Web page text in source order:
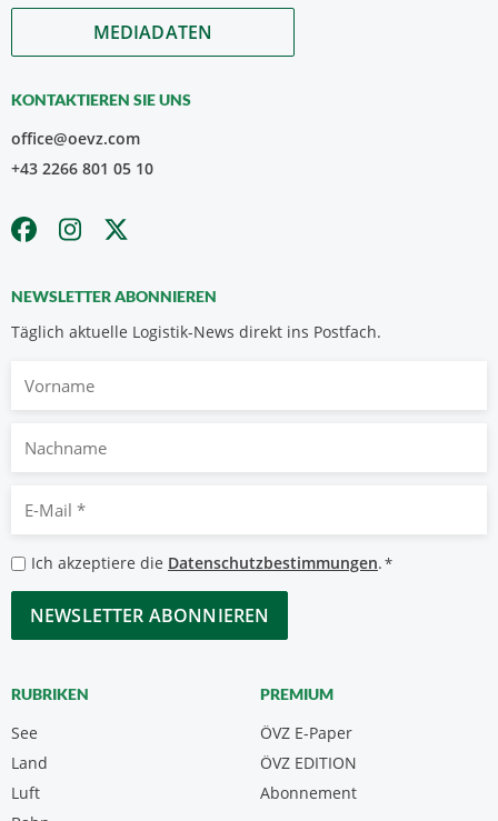
MEDIADATEN
KONTAKTIEREN SIE UNS
office@oevz.com
+43 2266 801 05 10
NEWSLETTER ABONNIEREN
Täglich aktuelle Logistik-News direkt ins Postfach.
Nachname
Mail
*
Datenschutzbestimmungen
*
Ich akzeptiere die Datenschutzbestimmungen.*
CAPTCHA
RUBRIKEN
See
Land
Luft
PREMIUM
ÖVZ E-Paper
Abonnement
ÖVZ EDITION